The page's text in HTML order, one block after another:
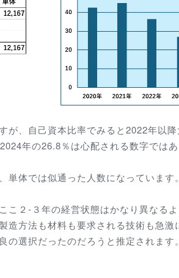
が、自己資本比率でみると2022年以
年の26.8％は心配される数字ではあ
体では似通った人数になっています。
こ２-３年の経営状態はかなり異なる
造方法も材料も要求される技術も急激
選択だったのだろうと推定されます。